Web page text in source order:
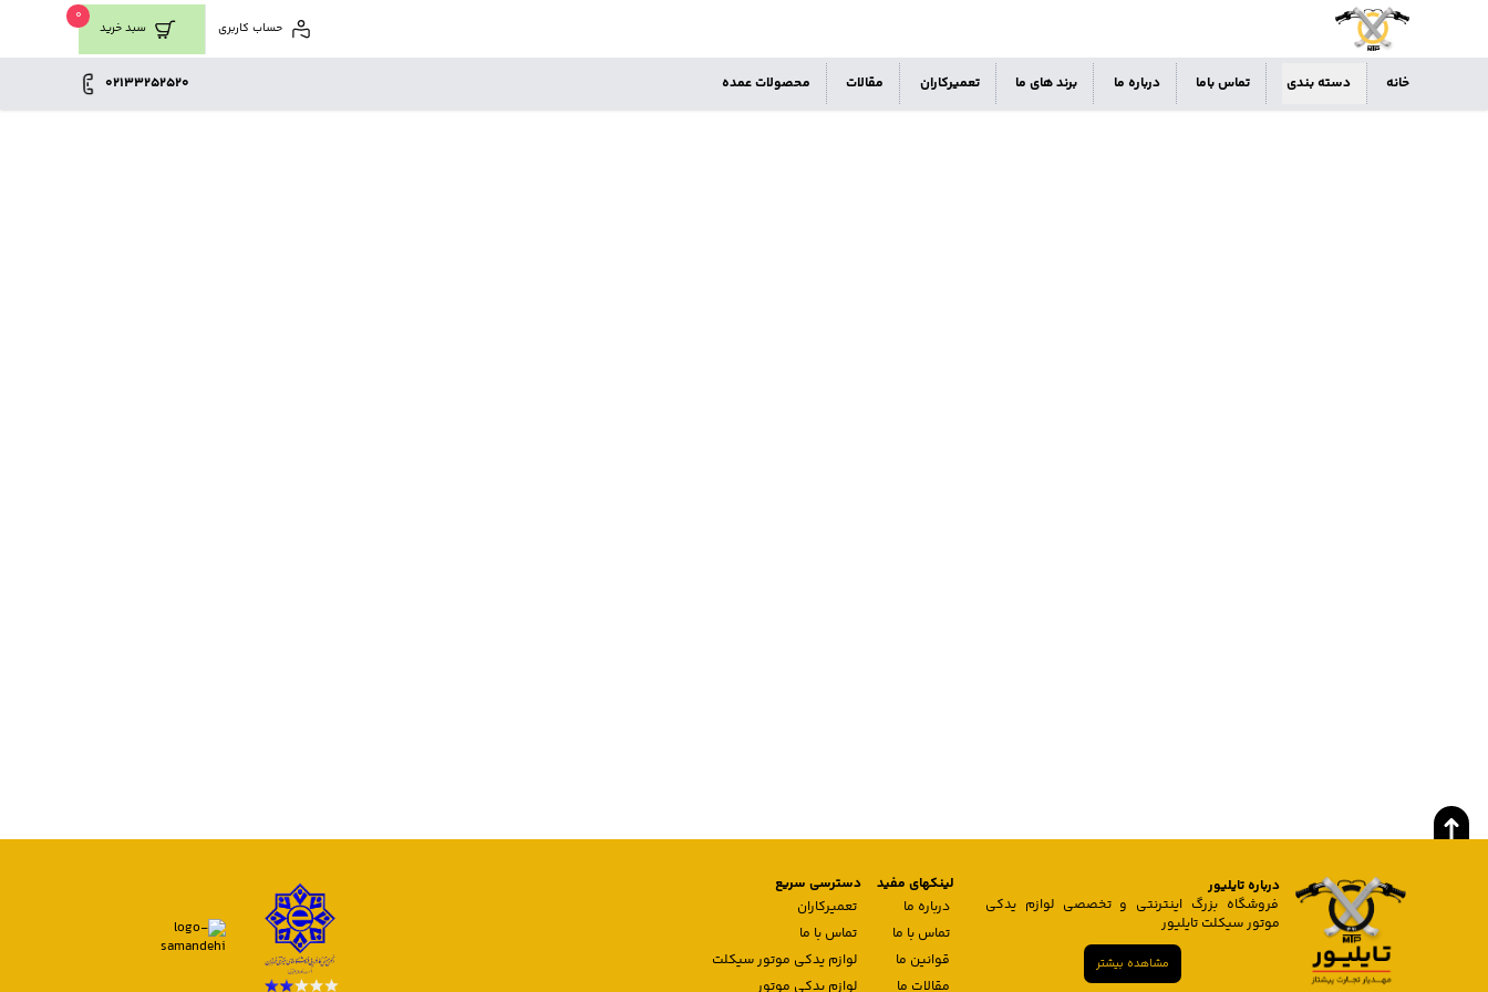
سبد خرید
0
حساب کاربری
خانه دسته بندی تماس باما درباره ما برند های ما تعمیرکاران مقالات محصولات عمده 02133252520
درباره تایلیور
فروشگاه بزرگ اینترنتی و تخصصی لوازم یدکی
موتور سیکلت تایلیور
مشاهده بیشتر
لینکهای مفید
درباره ما
تماس با ما
قوانین ما
مقالات ما
دسترسی سریع
تعمیرکاران
تماس با ما
لوازم یدکی موتور سیکلت
لوازم یدکی موتور